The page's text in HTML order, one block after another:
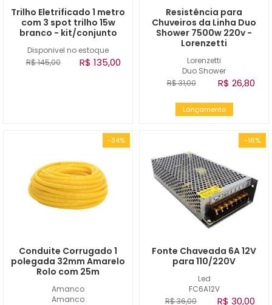
Disponivel no estoque
Trilho Eletrificado 1 metro
com 3 spot trilho 15w
branco - kit/conjunto
R$ 145,00 R$ 135,00
Lorenzetti
Duo Shower
Resistência para
Chuveiros da Linha Duo
Shower 7500w 220v -
Lorenzetti
R$ 31,00 R$ 26,80
Lançamento
-34%
Amanco
Amanco
Conduite Corrugado 1
polegada 32mm Amarelo
Rolo com 25m
-16%
Led
FC6A12V
Fonte Chaveada 6A 12V
para 110/220V
R$ 36,00 R$ 30,00